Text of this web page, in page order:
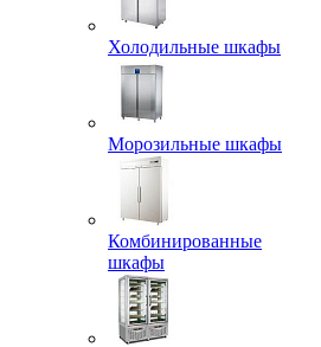
Холодильные шкафы
Морозильные шкафы
Комбинированные
шкафы